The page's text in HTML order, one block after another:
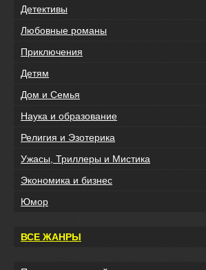
Детективы
Любовные романы
Приключения
Детям
Дом и Семья
Наука и образование
Религия и Эзотерика
Ужасы, Триллеры и Мистика
Экономика и бизнес
Юмор
ВСЕ ЖАНРЫ